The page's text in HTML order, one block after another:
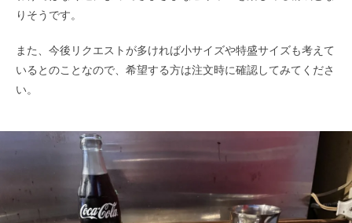
りそうです。
また、今後リクエストが多ければ小サイズや特盛サイズも考えて
いるとのことなので、希望する方は注文時に確認してみてくださ
い。